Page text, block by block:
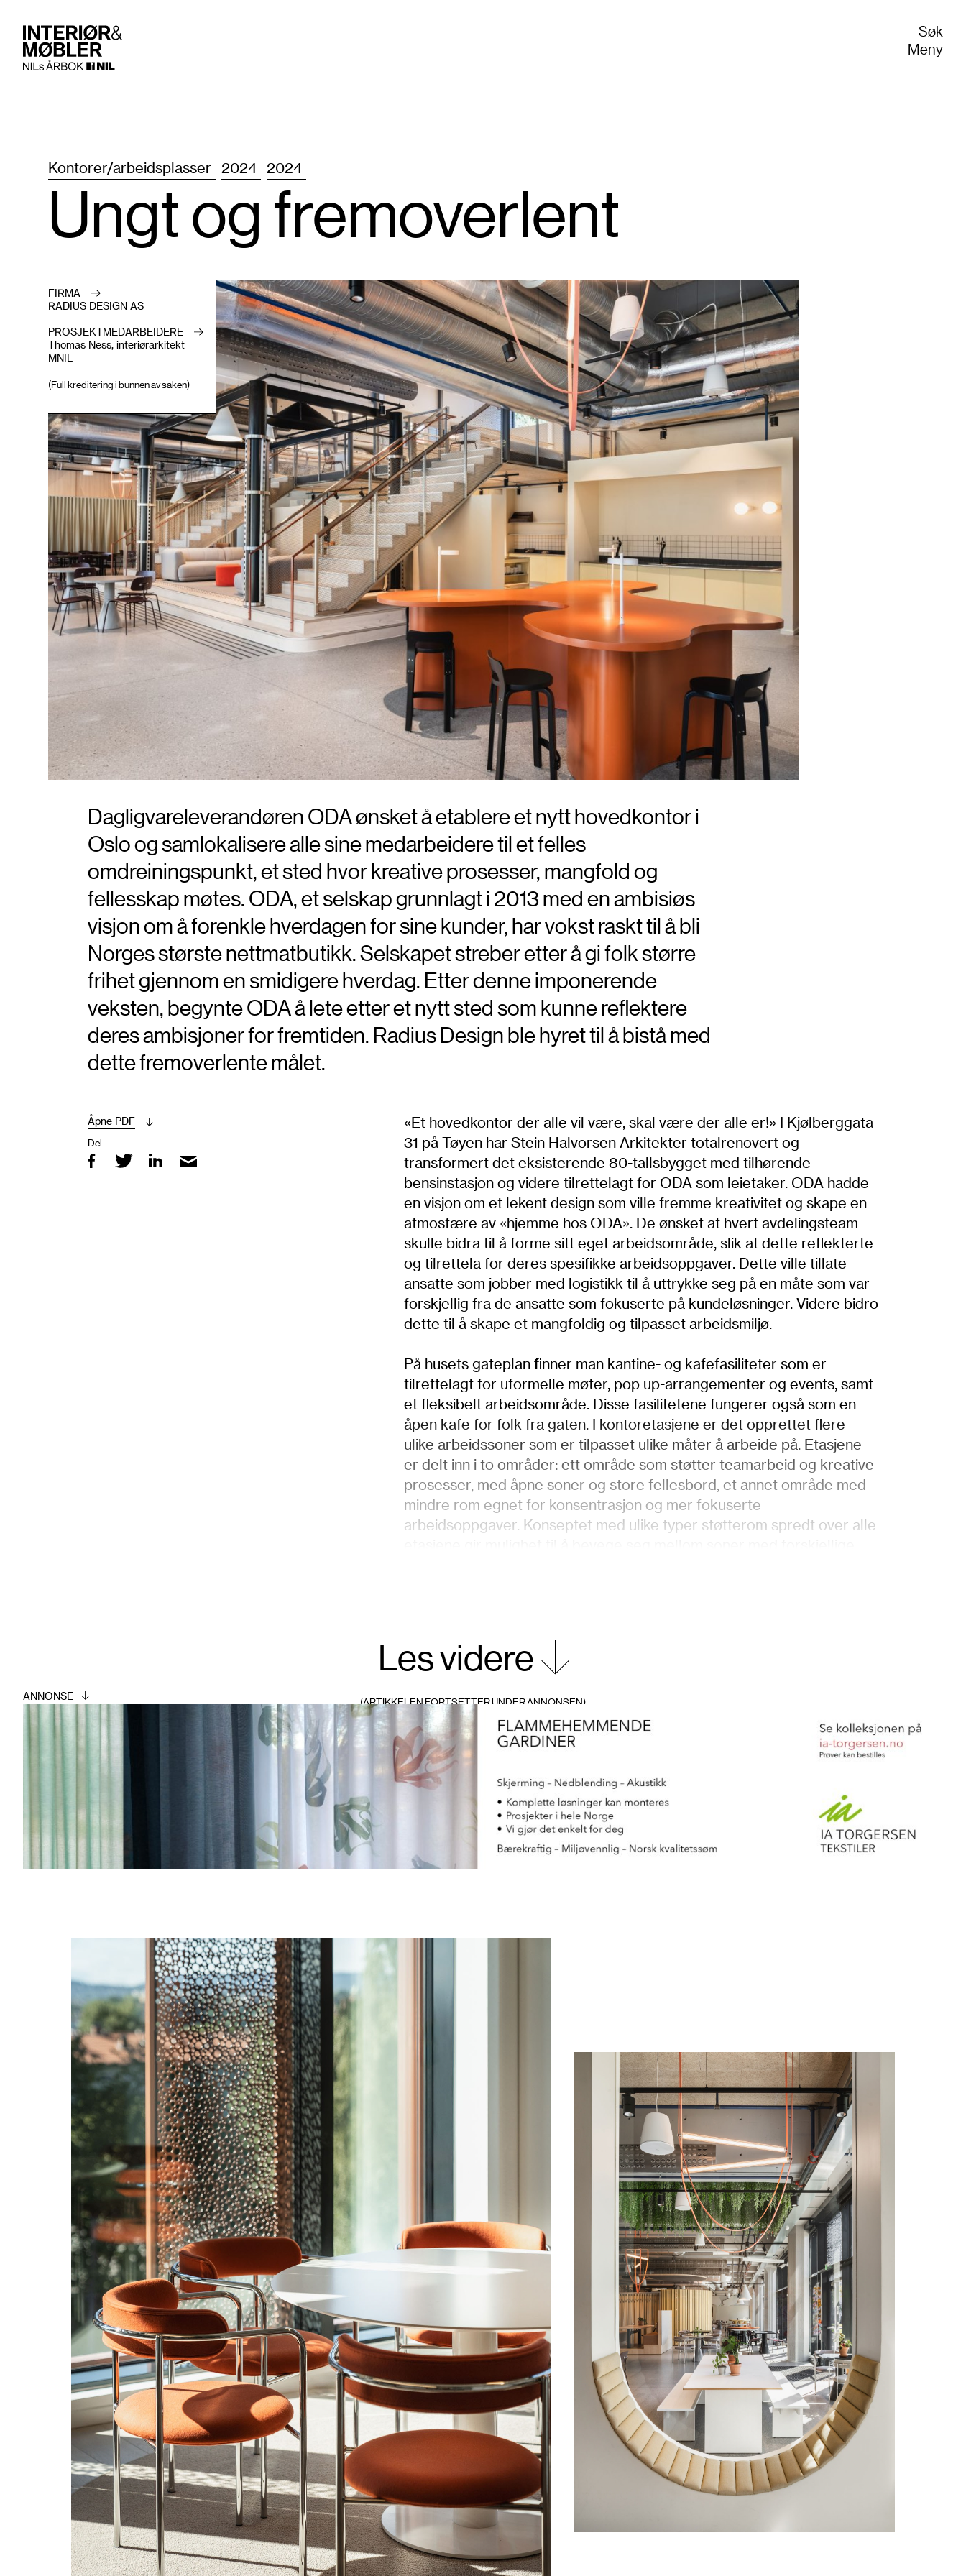
Søk
Meny
Kontorer/arbeidsplasser 2024 2024
Ungt og fremoverlent
FIRMA
RADIUS DESIGN AS
PROSJEKTMEDARBEIDERE
Thomas Ness, interiørarkitekt
MNIL
(Full kreditering i bunnen av saken)
Dagligvareleverandøren ODA ønsket å etablere et nytt hovedkontor i
Oslo og samlokalisere alle sine medarbeidere til et felles
omdreiningspunkt, et sted hvor kreative prosesser, mangfold og
fellesskap møtes. ODA, et selskap grunnlagt i 2013 med en ambisiøs
visjon om å forenkle hverdagen for sine kunder, har vokst raskt til å bli
Norges største nettmatbutikk. Selskapet streber etter å gi folk større
frihet gjennom en smidigere hverdag. Etter denne imponerende
veksten, begynte ODA å lete etter et nytt sted som kunne reflektere
deres ambisjoner for fremtiden. Radius Design ble hyret til å bistå med
dette fremoverlente målet.
Åpne PDF
Del
«Et hovedkontor der alle vil være, skal være der alle er!» I Kjølberggata
31 på Tøyen har Stein Halvorsen Arkitekter totalrenovert og
transformert det eksisterende 80-tallsbygget med tilhørende
bensinstasjon og videre tilrettelagt for ODA som leietaker. ODA hadde
en visjon om et lekent design som ville fremme kreativitet og skape en
atmosfære av «hjemme hos ODA». De ønsket at hvert avdelingsteam
skulle bidra til å forme sitt eget arbeidsområde, slik at dette reflekterte
og tilrettela for deres spesifikke arbeidsoppgaver. Dette ville tillate
ansatte som jobber med logistikk til å uttrykke seg på en måte som var
forskjellig fra de ansatte som fokuserte på kundeløsninger. Videre bidro
dette til å skape et mangfoldig og tilpasset arbeidsmiljø.
På husets gateplan finner man kantine- og kafefasiliteter som er
tilrettelagt for uformelle møter, pop up-arrangementer og events, samt
et fleksibelt arbeidsområde. Disse fasilitetene fungerer også som en
åpen kafe for folk fra gaten. I kontoretasjene er det opprettet flere
ulike arbeidssoner som er tilpasset ulike måter å arbeide på. Etasjene
er delt inn i to områder: ett område som støtter teamarbeid og kreative
prosesser, med åpne soner og store fellesbord, et annet område med
mindre rom egnet for konsentrasjon og mer fokuserte
arbeidsoppgaver. Konseptet med ulike typer støtterom spredt over alle
inkludert teamrom, fotostudio, podcast-studio, stillerom og telefonrom.
utvikles og deretter tilbys som oppskrifter og inspirasjon til kundene og
deres matkasser.
På husets tak er det blitt etablert en takterrasse med kjøkken og grill
tilrettelagt for opptil 200 personer. Her kan man også nyte den
spektakulære utsikten over Oslo by.
Interiørkonseptet reflekterer den nye visuelle identiteten til ODA, som
også inkluderte en navneendring fra det tidligere Kolonial i forbindelse
gjennom hele prosessen. De ønsket et formspråk som var lekent, klart
og tydelig, noe som var lett å forstå og samtidig inviterte til kreativitet
og en følelse av å være «hjemme». Det var viktig for dem å skape en
opplevelse av fellesskap og samhold blant de ansatte, der ønsket om å
forbedre hverdagen for alle var i fokus, og der relasjonene gikk utover
Ved å benytte spesialdesignet fast inventar og nøye utvalgte løse
møbler, kunne Radius integrere ODAs ønske om sitt eget unike
formspråk og identitet gjennom form, farge og tekstur. Gjennom svært
godt samarbeid med Kontorrama ble møbelleveransen tilpasset ODAs
eget budsjett. Nordic Furniture sto for leveransen av fast inventar og
interiørarkitektens spesialdesign av løse møbler.
Les videre